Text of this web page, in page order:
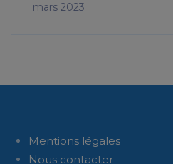
mars 2023
Mentions légales
Nous contacter